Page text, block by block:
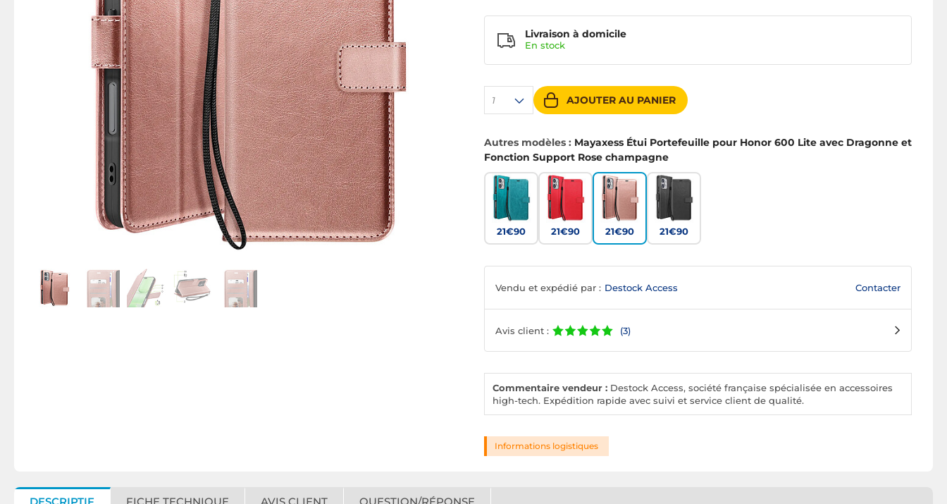
1 AJOUTER AU PANIER
Livraison à domicile
En stock
Autres modèles : Mayaxess Étui Portefeuille pour Honor 600 Lite avec Dragonne et
Fonction Support Rose champagne
21€90 21€90 21€90 21€90
Vendu et expédié par : Destock Access Contacter
Avis client : (3)
Commentaire vendeur : Destock Access, société française spécialisée en accessoires
high-tech. Expédition rapide avec suivi et service client de qualité.
Informations logistiques